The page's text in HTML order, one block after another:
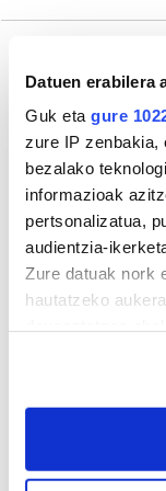
Datuen erabilera
Guk eta gure
zure IP zenbakia,
bezalako
informazioak
pertsonalizatua,
audientzia-
Zure datuak nork
hautatzeko
If you allow, we
Collect
27